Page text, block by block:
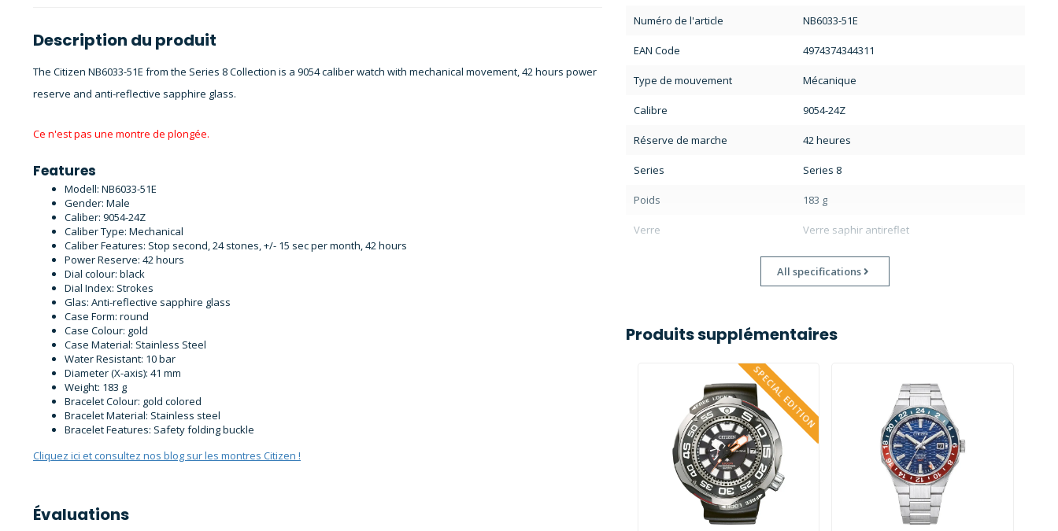
Description du produit
The Citizen NB6033-51E from the Series 8 Collection is a 9054 caliber watch with mechanical movement, 42 hours power
reserve and anti-reflective sapphire glass.
Ce n'est pas une montre de plongée.
Features
Modell: NB6033-51E
Gender: Male
Caliber: 9054-24Z
Caliber Type: Mechanical
Caliber Features: Stop second, 24 stones, +/- 15 sec per month, 42 hours
Power Reserve: 42 hours
Dial colour: black
Dial Index: Strokes
Glas: Anti-reflective sapphire glass
Case Form: round
Case Colour: gold
Case Material: Stainless Steel
Water Resistant: 10 bar
Diameter (X-axis): 41 mm
Weight: 183 g
Bracelet Colour: gold colored
Bracelet Material: Stainless steel
Bracelet Features: Safety folding buckle
Cliquez ici et consultez nos blog sur les montres Citizen !
Évaluations
Numéro de l'article NB6033-51E
EAN Code 4974374344311
Type de mouvement Mécanique
Calibre 9054-24Z
Réserve de marche 42 heures
Series Series 8
Poids 183 g
Verre Verre saphir antireflet
All specifications
Produits supplémentaires
SPECIAL EDITION